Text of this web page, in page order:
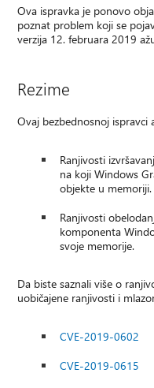
Ova ispravka je ponovo
poznat problem koji se
verzija 12. februara 2019
Rezime
Ovaj bezbednosnoj ispravci
Ranjivosti
na koji Windows
objekte u memoriji.
Ranjivosti
komponenta
svoje memorije.
Da biste saznali više o
uobičajene ranjivosti i
CVE-2019-0602
CVE-2019-0615